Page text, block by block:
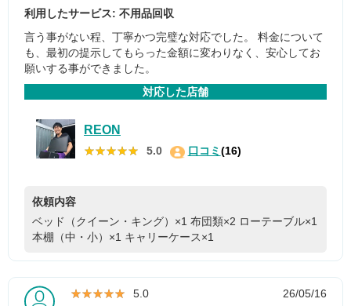
利用したサービス: 不用品回収
言う事がない程、丁寧かつ完璧な対応でした。 料金について
も、最初の提示してもらった金額に変わりなく、安心してお
願いする事ができました。
対応した店舗
REON
★★★★★
★★★★★ 5.0 口コミ(16)
依頼内容
ベッド（クイーン・キング）×1 布団類×2 ローテーブル×1
本棚（中・小）×1 キャリーケース×1
★★★★★
★★★★★ 5.0
26/05/16